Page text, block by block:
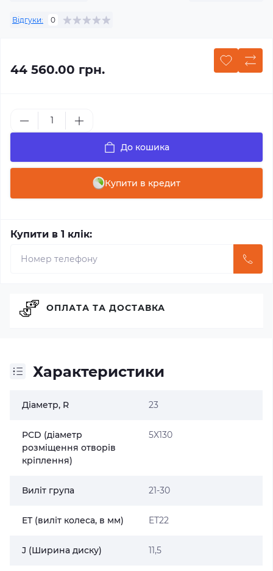
Відгуки: 0
44 560.00 грн.
До кошика
Купити в кредит
Купити в 1 клік:
Характеристики
Діаметр, R 23
PCD (діаметр
розміщення отворів
кріплення)
5X130
Виліт група 21-30
ET (виліт колеса, в мм) ET22
J (Ширина диску) 11,5
ОПЛАТА ТА ДОСТАВКА